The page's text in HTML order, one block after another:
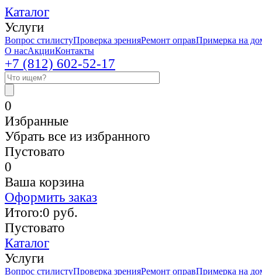
Каталог
Услуги
Вопрос стилистуПроверка зренияРемонт оправПримерка на
О насАкцииКонтакты
+7 (812) 602-52-17
0
Избранные
Убрать все из избранного
Пустовато
0
Ваша корзина
Оформить заказ
Итого:0 руб.
Пустовато
Каталог
Услуги
Вопрос стилистуПроверка зренияРемонт оправПримерка на